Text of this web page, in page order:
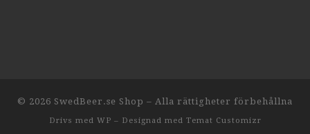
© 2026 SwedBeer.se Shop – Alla rättigheter förbehållna
Drivs med WP – Designad med Temat Customizr